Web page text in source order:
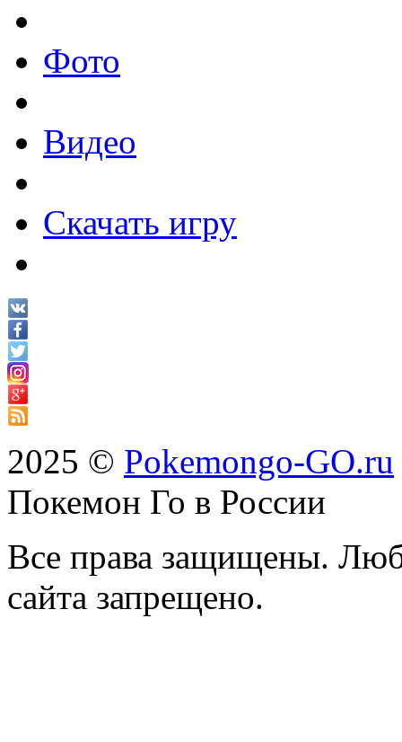
Фото
Видео
Скачать игру
2025 © Pokemongo-GO.ru
Покемон Го в России
Все права защищены.
сайта запрещено.